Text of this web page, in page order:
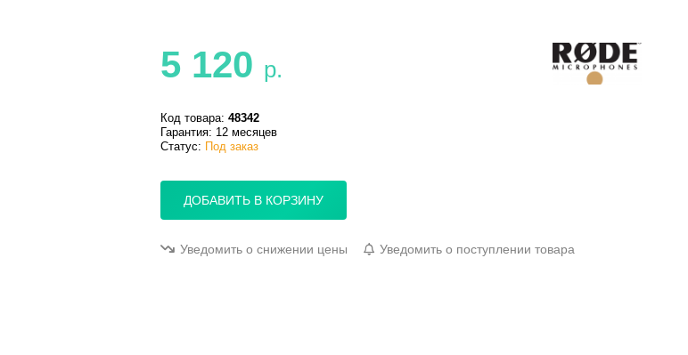
5 120 р.
Код товара: 48342
Гарантия: 12 месяцев
Статус: Под заказ
ДОБАВИТЬ В КОРЗИНУ
Уведомить о снижении цены Уведомить о поступлении товара